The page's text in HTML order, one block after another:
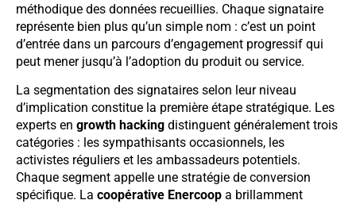
méthodique des données recueillies. Chaque signataire
représente bien plus qu’un simple nom : c’est un point
d’entrée dans un parcours d’engagement progressif qui
peut mener jusqu’à l’adoption du produit ou service.
La segmentation des signataires selon leur niveau
d’implication constitue la première étape stratégique. Les
experts en growth hacking distinguent généralement trois
catégories : les sympathisants occasionnels, les
activistes réguliers et les ambassadeurs potentiels.
Chaque segment appelle une stratégie de conversion
spécifique. La coopérative Enercoop a brillamment